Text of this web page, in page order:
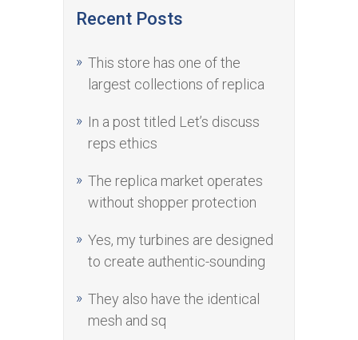
Recent Posts
This store has one of the
largest collections of replica
In a post titled Let’s discuss
reps ethics
The replica market operates
without shopper protection
Yes, my turbines are designed
to create authentic-sounding
They also have the identical
mesh and sq